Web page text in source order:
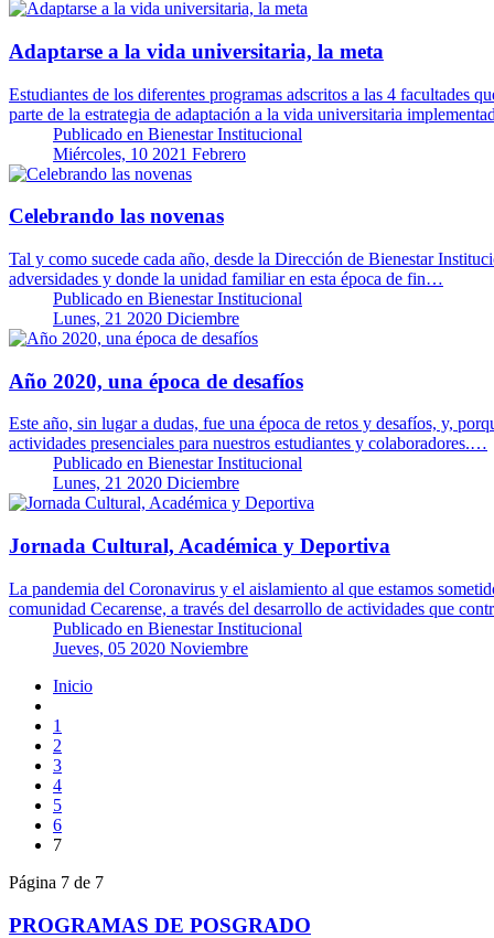
Adaptarse a la vida universitaria, la meta
Estudiantes de los diferentes programas adscritos a las 4 facultades
parte de la estrategia de adaptación a la vida universitaria
Publicado en Bienestar Institucional
Miércoles, 10 2021 Febrero
Celebrando las novenas
Tal y como sucede cada año, desde la Dirección de Bienestar
adversidades y donde la unidad familiar en esta época de fin…
Publicado en Bienestar Institucional
Lunes, 21 2020 Diciembre
Año 2020, una época de desafíos
Este año, sin lugar a dudas, fue una época de retos y desafíos, y,
actividades presenciales para nuestros estudiantes y colaboradores.…
Publicado en Bienestar Institucional
Lunes, 21 2020 Diciembre
Jornada Cultural, Académica y Deportiva
La pandemia del Coronavirus y el aislamiento al que estamos
comunidad Cecarense, a través del desarrollo de actividades que
Publicado en Bienestar Institucional
Jueves, 05 2020 Noviembre
Inicio
1
2
3
4
5
6
7
Página 7 de 7
PROGRAMAS DE POSGRADO